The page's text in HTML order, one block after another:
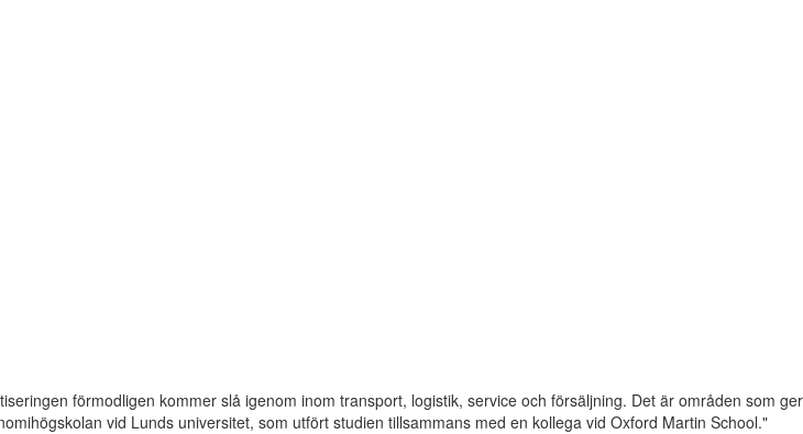
förmodligen kommer slå igenom inom transport, logistik, service och försäljning. Det är områden som ger
vid Lunds universitet, som utfört studien tillsammans med en kollega vid Oxford Martin School."